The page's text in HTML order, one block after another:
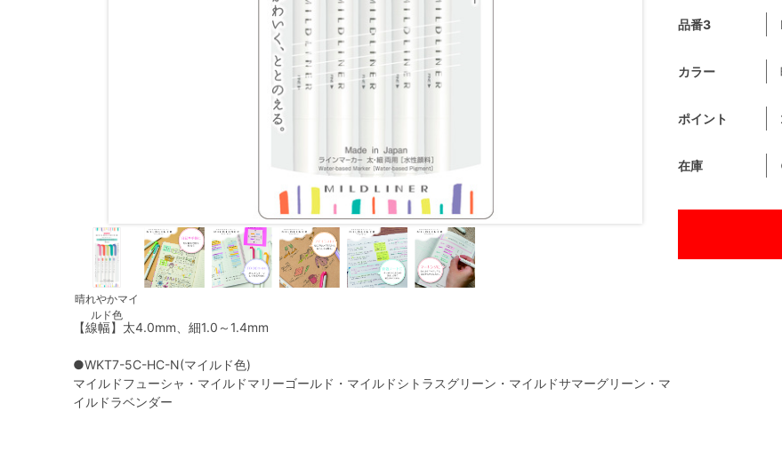
晴れやかマイ
ルド色
【線幅】太4.0mm、細1.0～1.4mm
●WKT7-5C-HC-N(マイルド色)
マイルドフューシャ・マイルドマリーゴールド・マイルドシトラスグリーン・マイルドサマーグリーン・マ
イルドラベンダー
品番3
カラー
ポイント
在庫